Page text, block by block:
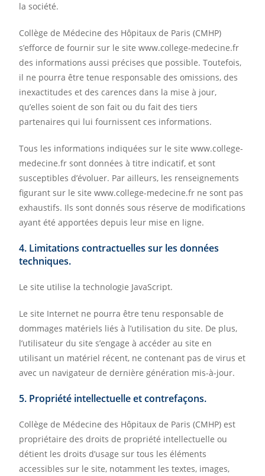
la société.
Collège de Médecine des Hôpitaux de Paris (CMHP)
s’efforce de fournir sur le site www.college-medecine.fr
des informations aussi précises que possible. Toutefois,
il ne pourra être tenue responsable des omissions, des
inexactitudes et des carences dans la mise à jour,
qu’elles soient de son fait ou du fait des tiers
partenaires qui lui fournissent ces informations.
Tous les informations indiquées sur le site www.college-
medecine.fr sont données à titre indicatif, et sont
susceptibles d’évoluer. Par ailleurs, les renseignements
figurant sur le site www.college-medecine.fr ne sont pas
exhaustifs. Ils sont donnés sous réserve de modifications
ayant été apportées depuis leur mise en ligne.
4. Limitations contractuelles sur les données
techniques.
Le site utilise la technologie JavaScript.
Le site Internet ne pourra être tenu responsable de
dommages matériels liés à l’utilisation du site. De plus,
l’utilisateur du site s’engage à accéder au site en
utilisant un matériel récent, ne contenant pas de virus et
avec un navigateur de dernière génération mis-à-jour.
5. Propriété intellectuelle et contrefaçons.
Collège de Médecine des Hôpitaux de Paris (CMHP) est
propriétaire des droits de propriété intellectuelle ou
détient les droits d’usage sur tous les éléments
accessibles sur le site, notamment les textes, images,